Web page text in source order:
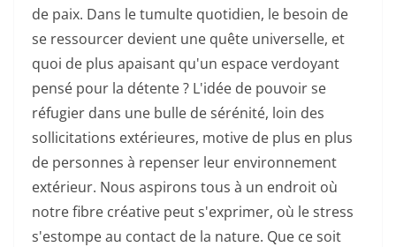
de paix. Dans le tumulte quotidien, le besoin de
se ressourcer devient une quête universelle, et
quoi de plus apaisant qu'un espace verdoyant
pensé pour la détente ? L'idée de pouvoir se
réfugier dans une bulle de sérénité, loin des
sollicitations extérieures, motive de plus en plus
de personnes à repenser leur environnement
extérieur. Nous aspirons tous à un endroit où
notre fibre créative peut s'exprimer, où le stress
s'estompe au contact de la nature. Que ce soit